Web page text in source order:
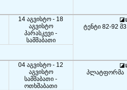
14 აგვისტო - 18
აგვისტო
პარასკევი -
სამშაბათი
ტენტი 82-92 მ3
04 აგვისტო - 12
აგვისტო
სამშაბათი -
ოთხშაბათი
პლატფორმა